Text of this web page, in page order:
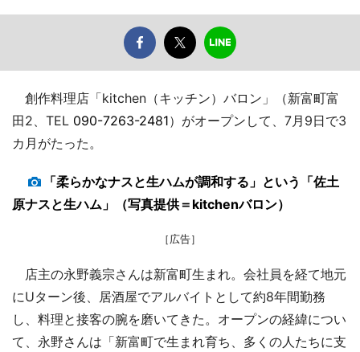
創作料理店「kitchen（キッチン）バロン」（新富町富
田2、TEL 090-7263-2481）がオープンして、7月9日で3
カ月がたった。
「柔らかなナスと生ハムが調和する」という「佐土
原ナスと生ハム」（写真提供＝kitchenバロン）
［広告］
店主の永野義宗さんは新富町生まれ。会社員を経て地元
にUターン後、居酒屋でアルバイトとして約8年間勤務
し、料理と接客の腕を磨いてきた。オープンの経緯につい
て、永野さんは「新富町で生まれ育ち、多くの人たちに支